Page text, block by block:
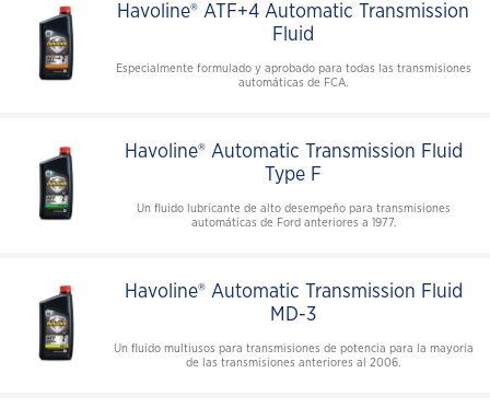
Havoline® ATF+4 Automatic Transmission
Fluid
Especialmente formulado y aprobado para todas las transmisiones
automáticas de FCA.
Havoline® Automatic Transmission Fluid
Type F
Un fluido lubricante de alto desempeño para transmisiones
automáticas de Ford anteriores a 1977.
Havoline® Automatic Transmission Fluid
MD-3
Un fluido multiusos para transmisiones de potencia para la mayoría
de las transmisiones anteriores al 2006.